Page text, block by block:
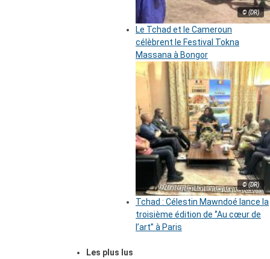
© (DR)
Le Tchad et le Cameroun
célèbrent le Festival Tokna
Massana à Bongor
© (DR)
Tchad : Célestin Mawndoé lance la
troisième édition de ‘’Au cœur de
l’art’’ à Paris
Les plus lus